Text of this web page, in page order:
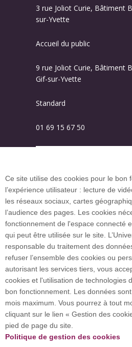
3 rue Joliot Curie, Bâtiment
sur-Yvette
Accueil du public
9 rue Joliot Curie, Bâtiment
Gif-sur-Yvette
Standard
01 69 15 67 50
Plan du site
Accueil des
L’Université Paris-Saclay
européenne EUGLOH et est
européens et internationaux
Ce site utilise des cookies pour le bon
l’expérience utilisateur : lecture de
les réseaux sociaux, cartes
l’audience des pages. Les cookies
fonctionnement de l'espace connecté
qui peut être utilisée sur le site.
responsable du traitement des
refuser l’ensemble des cookies ou
autorisant les services tiers, vous
cookies et l'utilisation de technologies
bon fonctionnement. Les données
mois maximum. Vous pourrez à tout
cliquant sur le lien « Gestion des
pied de page du site.
Politique de gestion des cookies